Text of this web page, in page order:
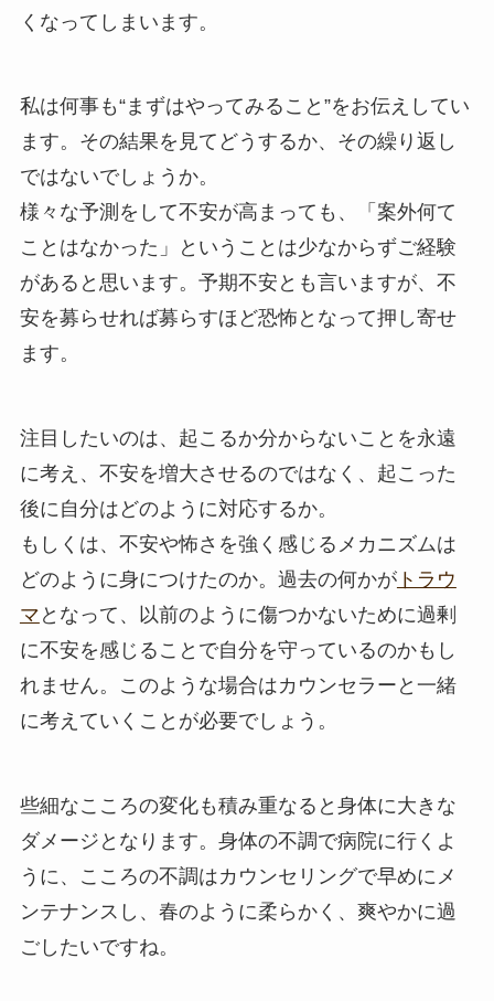
くなってしまいます。
私は何事も“まずはやってみること”をお伝えしてい
ます。その結果を見てどうするか、その繰り返し
ではないでしょうか。
様々な予測をして不安が高まっても、「案外何て
ことはなかった」ということは少なからずご経験
があると思います。予期不安とも言いますが、不
安を募らせれば募らすほど恐怖となって押し寄せ
ます。
注目したいのは、起こるか分からないことを永遠
に考え、不安を増大させるのではなく、起こった
後に自分はどのように対応するか。
もしくは、不安や怖さを強く感じるメカニズムは
どのように身につけたのか。過去の何かがトラウ
マ となって、以前のように傷つかないために過剰
に不安を感じることで自分を守っているのかもし
れません。このような場合はカウンセラーと一緒
に考えていくことが必要でしょう。
些細なこころの変化も積み重なると身体に大きな
ダメージとなります。身体の不調で病院に行くよ
うに、こころの不調はカウンセリングで早めにメ
ンテナンスし、春のように柔らかく、爽やかに過
ごしたいですね。